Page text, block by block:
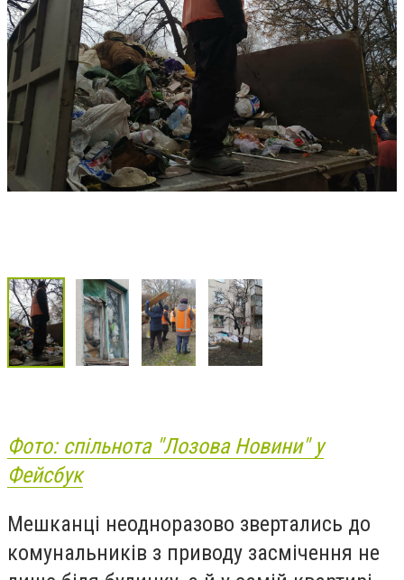
Фото: спільнота "Лозова Новини" у
Фейсбук
Мешканці неодноразово звертались до
комунальників з приводу засмічення не